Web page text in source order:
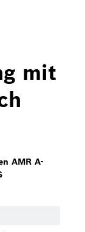
mit
AMR A-